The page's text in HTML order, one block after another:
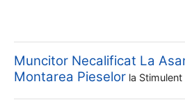
Muncitor Necalificat La
Montarea Pieselor la Stimulent